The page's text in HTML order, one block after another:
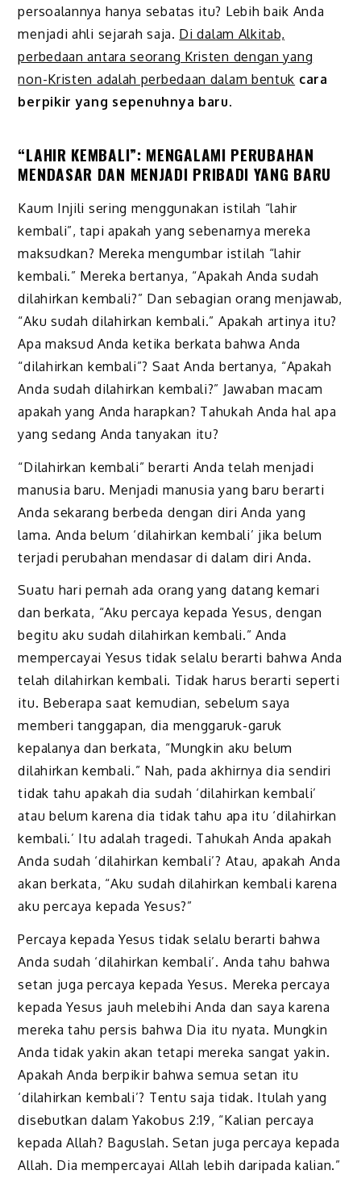
persoalannya hanya sebatas itu? Lebih baik Anda
menjadi ahli sejarah saja. Di dalam Alkitab,
perbedaan antara seorang Kristen dengan yang
non-Kristen adalah perbedaan dalam bentuk cara
berpikir yang sepenuhnya baru.
“LAHIR KEMBALI”: MENGALAMI PERUBAHAN
MENDASAR DAN MENJADI PRIBADI YANG BARU
Kaum Injili sering menggunakan istilah “lahir
kembali”, tapi apakah yang sebenarnya mereka
maksudkan? Mereka mengumbar istilah “lahir
kembali.” Mereka bertanya, “Apakah Anda sudah
dilahirkan kembali?” Dan sebagian orang menjawab,
“Aku sudah dilahirkan kembali.” Apakah artinya itu?
Apa maksud Anda ketika berkata bahwa Anda
“dilahirkan kembali”? Saat Anda bertanya, “Apakah
Anda sudah dilahirkan kembali?” Jawaban macam
apakah yang Anda harapkan? Tahukah Anda hal apa
yang sedang Anda tanyakan itu?
“Dilahirkan kembali” berarti Anda telah menjadi
manusia baru. Menjadi manusia yang baru berarti
Anda sekarang berbeda dengan diri Anda yang
lama. Anda belum ‘dilahirkan kembali’ jika belum
terjadi perubahan mendasar di dalam diri Anda.
Suatu hari pernah ada orang yang datang kemari
dan berkata, “Aku percaya kepada Yesus, dengan
begitu aku sudah dilahirkan kembali.” Anda
mempercayai Yesus tidak selalu berarti bahwa Anda
telah dilahirkan kembali. Tidak harus berarti seperti
itu. Beberapa saat kemudian, sebelum saya
memberi tanggapan, dia menggaruk-garuk
kepalanya dan berkata, “Mungkin aku belum
dilahirkan kembali.” Nah, pada akhirnya dia sendiri
tidak tahu apakah dia sudah ‘dilahirkan kembali’
atau belum karena dia tidak tahu apa itu ‘dilahirkan
kembali.’ Itu adalah tragedi. Tahukah Anda apakah
Anda sudah ‘dilahirkan kembali’? Atau, apakah Anda
akan berkata, “Aku sudah dilahirkan kembali karena
aku percaya kepada Yesus?”
Percaya kepada Yesus tidak selalu berarti bahwa
Anda sudah ‘dilahirkan kembali’. Anda tahu bahwa
setan juga percaya kepada Yesus. Mereka percaya
kepada Yesus jauh melebihi Anda dan saya karena
mereka tahu persis bahwa Dia itu nyata. Mungkin
Anda tidak yakin akan tetapi mereka sangat yakin.
Apakah Anda berpikir bahwa semua setan itu
‘dilahirkan kembali’? Tentu saja tidak. Itulah yang
disebutkan dalam Yakobus 2:19, “Kalian percaya
kepada Allah? Baguslah. Setan juga percaya kepada
Allah. Dia mempercayai Allah lebih daripada kalian.”